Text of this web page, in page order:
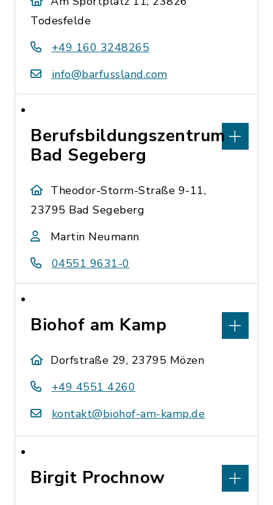
Todesfelde
+49 160 3248265
info@barfussland.com
Berufsbildungszentrum
Bad Segeberg
Theodor-Storm-Straße 9-11,
23795 Bad Segeberg
Martin Neumann
04551 9631-0
Biohof am Kamp
Dorfstraße 29, 23795 Mözen
+49 4551 4260
kontakt@biohof-am-kamp.de
Birgit Prochnow